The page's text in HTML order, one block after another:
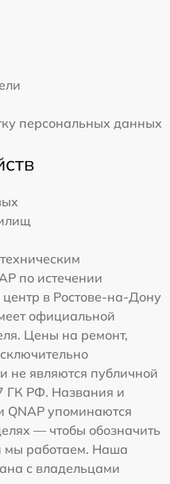
персональных данных
по истечении
в Ростове-на-Дону
официальной
Цены на ремонт,
не являются публичной
ГК РФ. Названия и
QNAP упоминаются
— чтобы обозначить
мы работаем. Наша
с владельцами